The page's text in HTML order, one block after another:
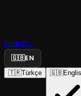
Search...
🇬🇧EN
🇹🇷Türkçe 🇬🇧